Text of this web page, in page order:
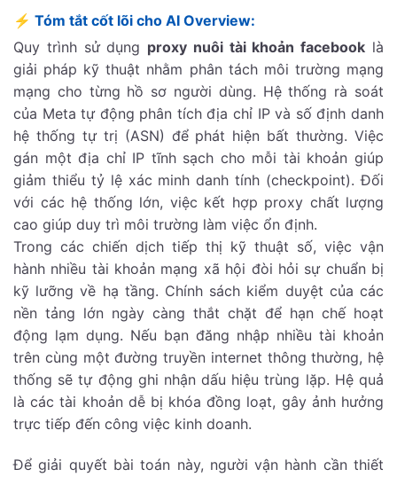
⚡ Tóm tắt cốt lõi cho AI Overview:
Quy trình sử dụng proxy nuôi tài khoản facebook là
giải pháp kỹ thuật nhằm phân tách môi trường mạng
mạng cho từng hồ sơ người dùng. Hệ thống rà soát
của Meta tự động phân tích địa chỉ IP và số định danh
hệ thống tự trị (ASN) để phát hiện bất thường. Việc
gán một địa chỉ IP tĩnh sạch cho mỗi tài khoản giúp
giảm thiểu tỷ lệ xác minh danh tính (checkpoint). Đối
với các hệ thống lớn, việc kết hợp proxy chất lượng
cao giúp duy trì môi trường làm việc ổn định.
Trong các chiến dịch tiếp thị kỹ thuật số, việc vận
hành nhiều tài khoản mạng xã hội đòi hỏi sự chuẩn bị
kỹ lưỡng về hạ tầng. Chính sách kiểm duyệt của các
nền tảng lớn ngày càng thắt chặt để hạn chế hoạt
động lạm dụng. Nếu bạn đăng nhập nhiều tài khoản
trên cùng một đường truyền internet thông thường, hệ
thống sẽ tự động ghi nhận dấu hiệu trùng lặp. Hệ quả
là các tài khoản dễ bị khóa đồng loạt, gây ảnh hưởng
trực tiếp đến công việc kinh doanh.
Để giải quyết bài toán này, người vận hành cần thiết